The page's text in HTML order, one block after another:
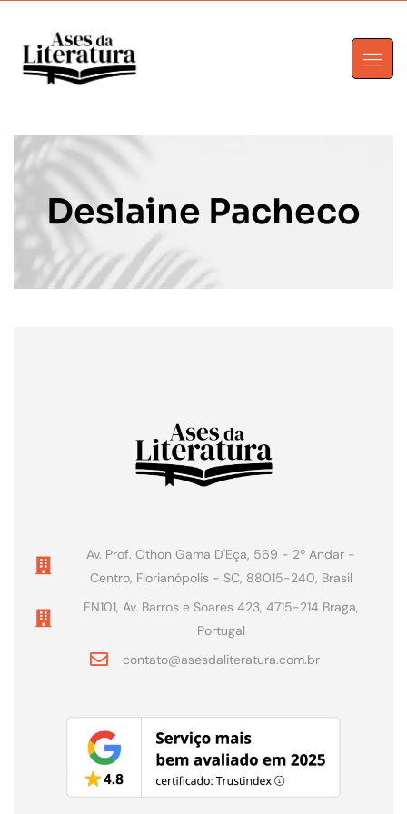
Deslaine Pacheco
Av. Prof. Othon Gama D'Eça, 569 - 2º Andar -
Centro, Florianópolis - SC, 88015-240, Brasil
EN101, Av. Barros e Soares 423, 4715-214 Braga,
Portugal
contato@asesdaliteratura.com.br